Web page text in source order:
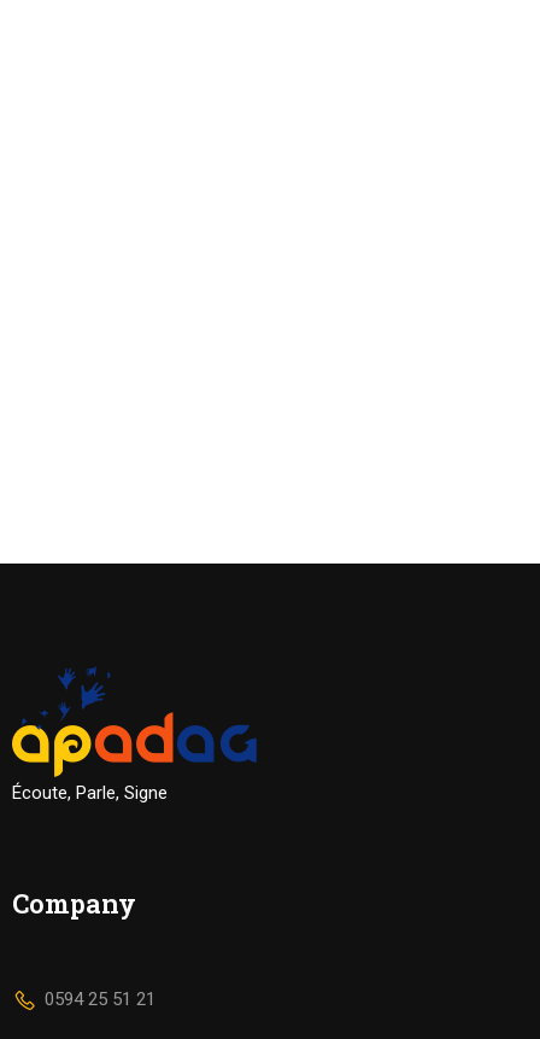
Écoute, Parle, Signe
Company
0594 25 51 21